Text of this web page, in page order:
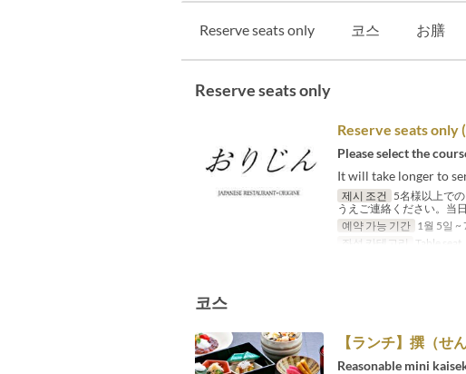
Reserve seats only 코스 お膳
Reserve seats only
Reserve seats only
Please select the
It will take longer to
제시 조건
5名様以上で
うえご連絡ください。当
예약 가능 기간 1월 5일 ~
좌석 카테고리
Table seat
코스
【ランチ】撰（せ
Reasonable mini